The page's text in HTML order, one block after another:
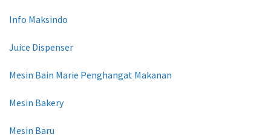
Info Maksindo
Juice Dispenser
Mesin Bain Marie Penghangat Makanan
Mesin Bakery
Mesin Baru